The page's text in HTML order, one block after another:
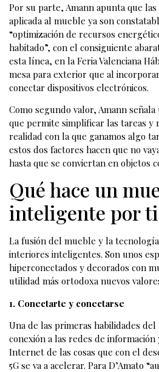
Por su parte, Amann apunta que
aplicada al mueble ya son
“optimización de recursos
habitado”, con el consiguiente
esta línea, en la Feria Valenciana
mesa para exterior que al
conectar dispositivos electrónicos.
Como segundo valor, Amann
que permite simplificar las tareas y
realidad con la que ganamos algo
estos dos factores hacen que no
hasta que se conviertan en objetos
Qué hace un
inteligente por ti
La fusión del mueble y la
interiores inteligentes. Son unos
hiperconectados y decorados con
utilidad más ortodoxa nuevos
1. Conectarte y conectarse
Una de las primeras habilidades
conexión a las redes de información
Internet de las cosas que con el
5G se va a acelerar. Para D’Amato